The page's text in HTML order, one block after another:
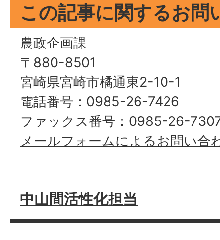
この記事に関するお問
農政企画課
〒880-8501
宮崎県宮崎市橘通東2-10-1
電話番号：0985-26-7426
ファックス番号：0985-26-
メールフォームによるお問い合
中山間活性化担当